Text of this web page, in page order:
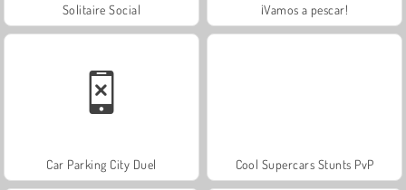
Solitaire Social ¡Vamos a pescar!
Car Parking City Duel Cool Supercars Stunts PvP